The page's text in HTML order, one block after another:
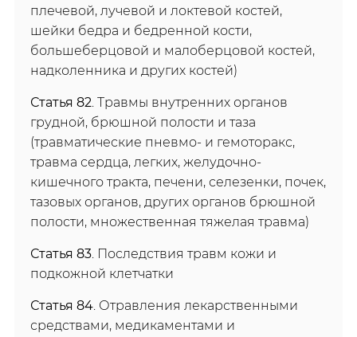
плечевой, лучевой и локтевой костей,
шейки бедра и бедренной кости,
большеберцовой и малоберцовой костей,
надколенника и других костей)
Статья 82. Травмы внутренних органов
грудной, брюшной полости и таза
(травматические пневмо- и гемоторакс,
травма сердца, легких, желудочно-
кишечного тракта, печени, селезенки, почек,
тазовых органов, других органов брюшной
полости, множественная тяжелая травма)
Статья 83. Последствия травм кожи и
подкожной клетчатки
Статья 84. Отравления лекарственными
средствами, медикаментами и